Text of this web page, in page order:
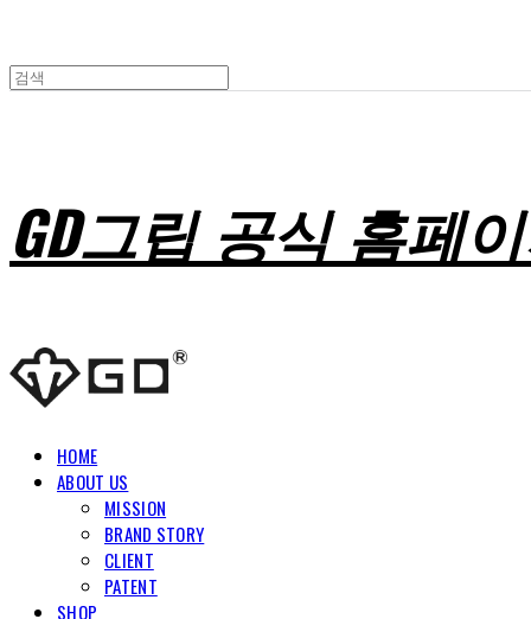
GD그립 공식 홈페
HOME
ABOUT US
MISSION
BRAND STORY
CLIENT
PATENT
SHOP